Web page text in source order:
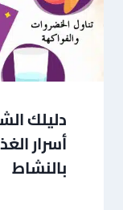
دليلك
أسرار
بالنشاط